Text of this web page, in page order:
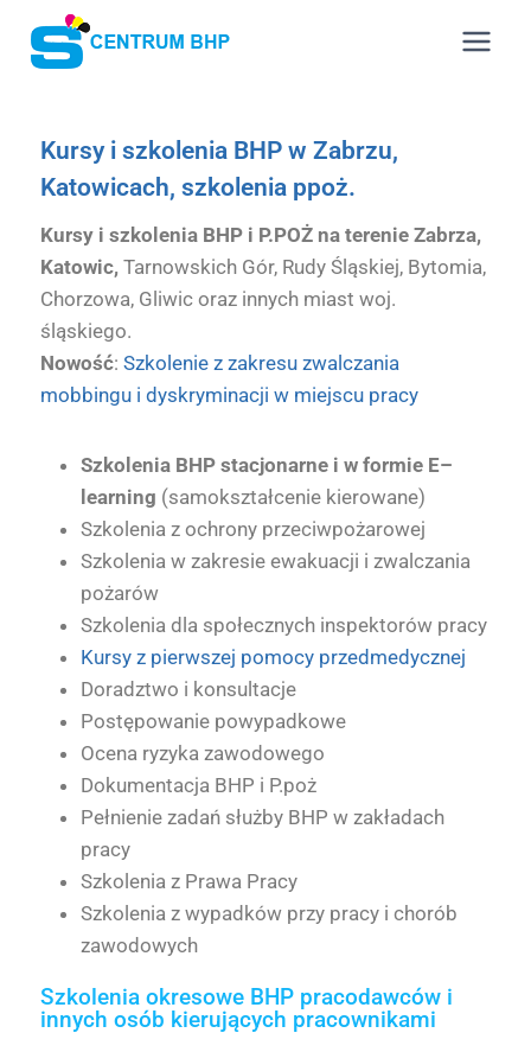
Kursy i szkolenia BHP w Zabrzu,
Katowicach, szkolenia ppoż.
Kursy i szkolenia BHP i P.POŻ na terenie Zabrza,
Katowic, Tarnowskich Gór, Rudy Śląskiej, Bytomia,
Chorzowa, Gliwic oraz innych miast woj.
śląskiego.
Nowość: Szkolenie z zakresu zwalczania
mobbingu i dyskryminacji w miejscu pracy
Szkolenia BHP stacjonarne i w formie E–
learning (samokształcenie kierowane)
Szkolenia z ochrony przeciwpożarowej
Szkolenia w zakresie ewakuacji i zwalczania
pożarów
Szkolenia dla społecznych inspektorów pracy
Kursy z pierwszej pomocy przedmedycznej
Doradztwo i konsultacje
Postępowanie powypadkowe
Ocena ryzyka zawodowego
Dokumentacja BHP i P.poż
Pełnienie zadań służby BHP w zakładach
pracy
Szkolenia z Prawa Pracy
Szkolenia z wypadków przy pracy i chorób
zawodowych
Szkolenia okresowe BHP pracodawców i
innych osób kierujących pracownikami